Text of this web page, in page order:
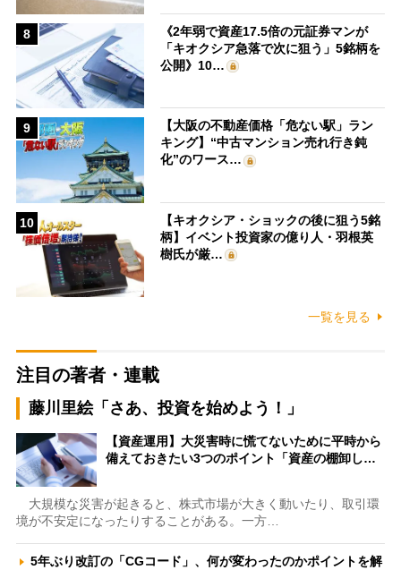
8
《2年弱で資産17.5倍の元証券マンが
「キオクシア急落で次に狙う」5銘柄を
公開》10…
9
【大阪の不動産価格「危ない駅」ラン
キング】“中古マンション売れ行き鈍
化”のワース…
10
【キオクシア・ショックの後に狙う5銘
柄】イベント投資家の億り人・羽根英
樹氏が厳…
一覧を見る
注目の著者・連載
藤川里絵「さあ、投資を始めよう！」
【資産運用】大災害時に慌てないために平時から
備えておきたい3つのポイント「資産の棚卸し…
大規模な災害が起きると、株式市場が大きく動いたり、取引環
境が不安定になったりすることがある。一方…
5年ぶり改訂の「CGコード」、何が変わったのかポイントを解